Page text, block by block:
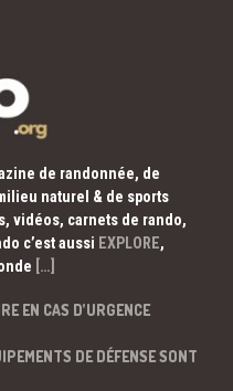
de randonnée, de
naturel & de sports
vidéos, carnets de rando,
c’est aussi EXPLORE,
[…]
EN CAS D’URGENCE
DE DÉFENSE SONT